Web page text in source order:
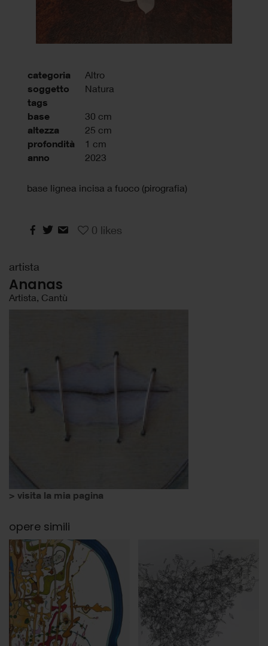
categoria Altro
soggetto Natura
tags
base
30 cm
altezza 25 cm
profondità 1 cm
anno 2023
base lignea incisa a fuoco (pirografia)
0 likes
artista
Ananas
Artista, Cantù
> visita la mia pagina
opere simili